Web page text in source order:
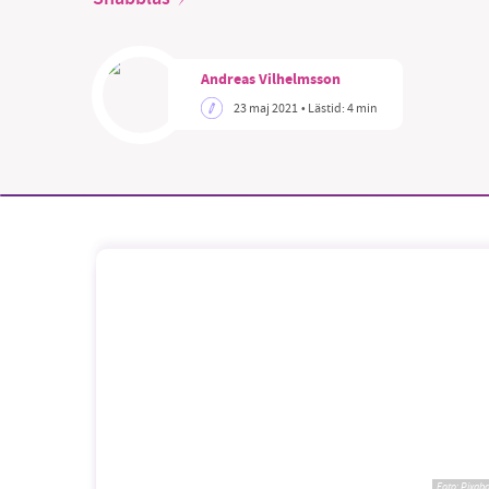
Andreas Vilhelmsson
23 maj 2021• Lästid:4 min
Foto: